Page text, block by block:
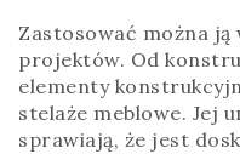
Zastosować można
projektów. Od
elementy
stelaże meblowe. Jej
sprawiają, że jest